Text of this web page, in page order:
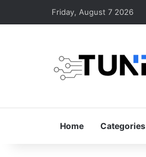
Friday, August 7 2026
Home Categories